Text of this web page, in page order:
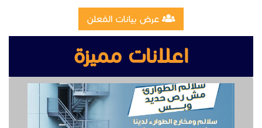
عرض بيانات المُعلن
اعلانات مميزة